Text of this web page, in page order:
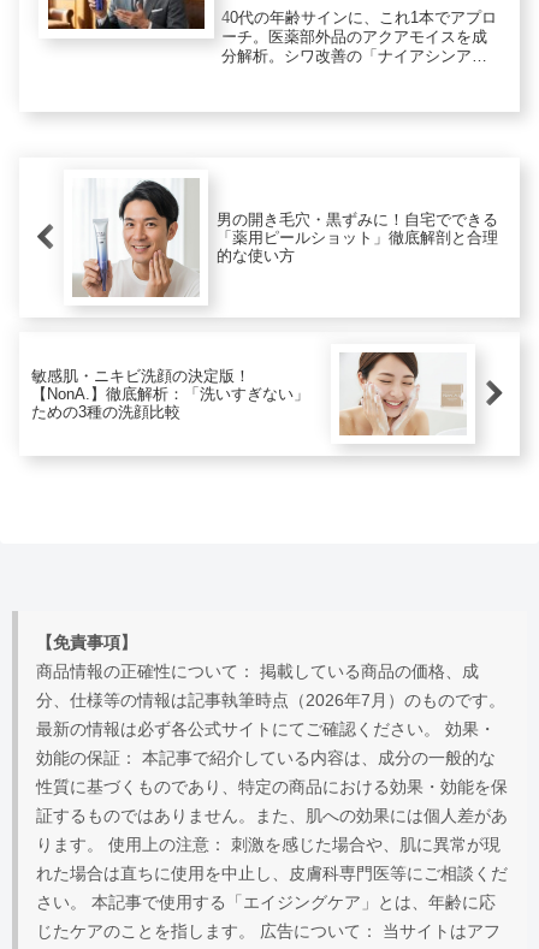
を変える理由
40代の年齢サインに、これ1本でアプロ
ーチ。医薬部外品のアクアモイスを成
分解析。シワ改善の「ナイアシンアミ
分オタクが認める「塗る自己投資」の
男の開き毛穴・黒ずみに！自宅でできる
「薬用ピールショット」徹底解剖と合理
的な使い方
敏感肌・ニキビ洗顔の決定版！
【NonA.】徹底解析：「洗いすぎない」
ための3種の洗顔比較
【免責事項】
商品情報の正確性について： 掲載している商品の価格、成
分、仕様等の情報は記事執筆時点（2026年7月）のものです。
最新の情報は必ず各公式サイトにてご確認ください。 効果・
効能の保証： 本記事で紹介している内容は、成分の一般的な
性質に基づくものであり、特定の商品における効果・効能を保
証するものではありません。また、肌への効果には個人差があ
ります。 使用上の注意： 刺激を感じた場合や、肌に異常が現
れた場合は直ちに使用を中止し、皮膚科専門医等にご相談くだ
さい。 本記事で使用する「エイジングケア」とは、年齢に応
じたケアのことを指します。 広告について： 当サイトはアフ